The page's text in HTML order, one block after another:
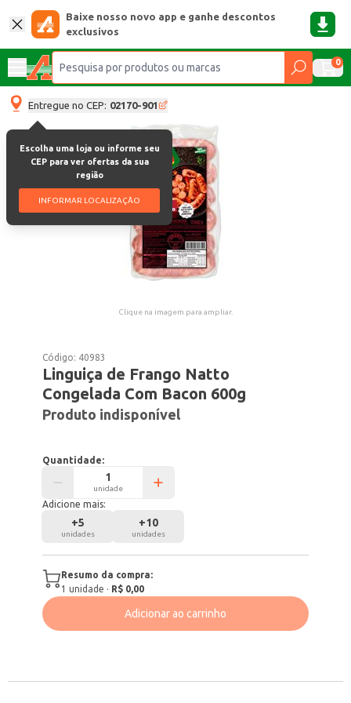
Baixe nosso novo app e ganhe descontos
exclusivos
0
Entregue no CEP: 02170-901
Escolha uma loja ou informe seu
CEP para ver ofertas da sua
região
INFORMAR LOCALIZAÇÃO
Clique na imagem para ampliar.
Código: 40983
Linguiça de Frango Natto
Congelada Com Bacon 600g
Produto indisponível
Quantidade:
unidade
Adicione mais:
+5
unidades
+10
unidades
Resumo da compra:
1 unidade · R$ 0,00
Adicionar ao carrinho